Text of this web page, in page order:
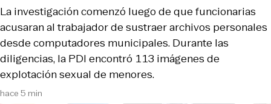
hace 5 min
La investigación comenzó luego de que funcionarias
acusaran al trabajador de sustraer archivos personales
desde computadores municipales. Durante las
diligencias, la PDI encontró 113 imágenes de
explotación sexual de menores.